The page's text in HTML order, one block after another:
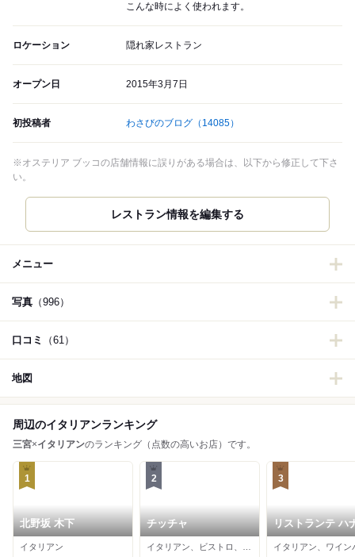
こんな時によく使われます。
ロケーション 隠れ家レストラン
オープン日 2015年3月7日
初投稿者 わさびのブログ （14085）
※オステリア ブッコの店舗情報に誤りがある場合は、以下から修正して下さ
い。
レストラン情報を編集する
メニュー
写真 （996）
口コミ （61）
地図
周辺のイタリアンランキング
三宮×イタリアンのランキング（点数の高いお店）です。
1
北野坂 木下
イタリアン
2
チッチャ
3
リストランテ ハ
ニ